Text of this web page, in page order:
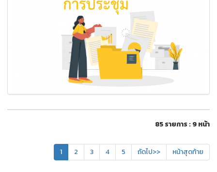
85 รายการ : 9 หน้า
1 2 3 4 5 ถัดไป>> หน้าสุดท้าย